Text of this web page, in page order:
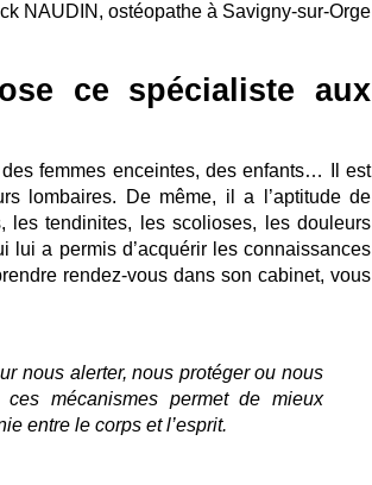
NAUDIN, ostéopathe à Savigny-sur-Orge
ce spécialiste aux
femmes enceintes, des enfants… Il est
lombaires. De même, il a l’aptitude de
les tendinites, les scolioses, les douleurs
a permis d’acquérir les connaissances
rendez-vous dans son cabinet, vous
nous alerter, nous protéger ou nous
mécanismes permet de mieux
entre le corps et l’esprit.